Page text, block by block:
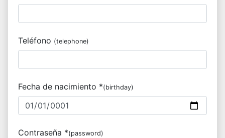
Teléfono (telephone)
Fecha de nacimiento *(birthday)
Contraseña *(password)